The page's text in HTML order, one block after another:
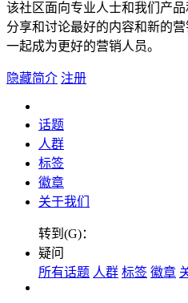
该社区面向专业人士和我们产品
分享和讨论最好的内容和新的
一起成为更好的营销人员。
隐藏简介 注册
话题
人群
标签
徽章
关于我们
转到(G)：
疑问
所有话题 人群 标签 徽章